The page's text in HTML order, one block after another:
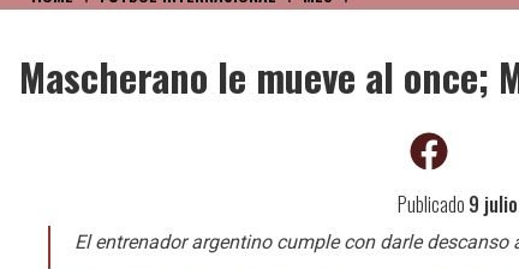
Mascherano le mueve al once;
Publicado 9
El entrenador argentino cumple con darle descanso